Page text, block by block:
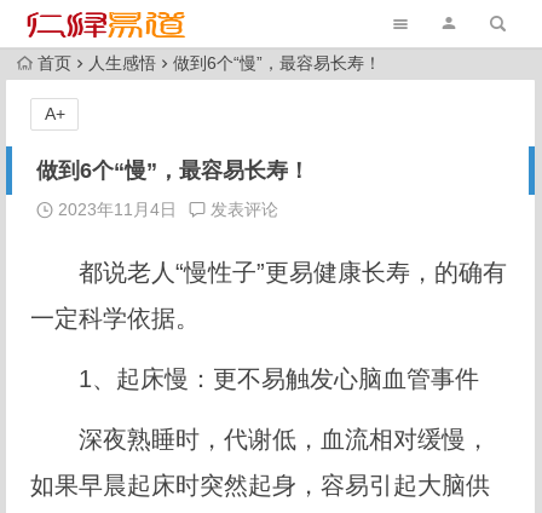
首页 人生感悟 做到6个“慢”，最容易长寿！
做到6个“慢”，最容易长寿！
2023年11月4日 发表评论
都说老人“慢性子”更易健康长寿，的确有
一定科学依据。
1、起床慢：更不易触发心脑血管事件
深夜熟睡时，代谢低，血流相对缓慢，
如果早晨起床时突然起身，容易引起大脑供
A+